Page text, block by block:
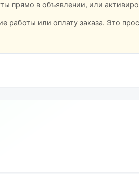
прямо в объявлении, или
работы или оплату заказа. Это